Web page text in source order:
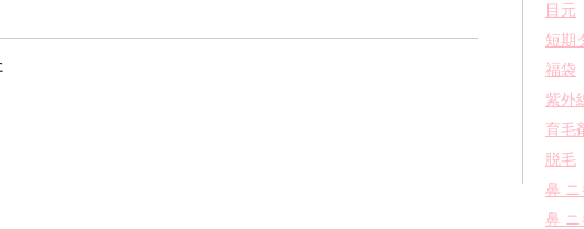
目元
短期
福袋
紫外
育毛
脱毛
鼻 ニ
鼻 ニ